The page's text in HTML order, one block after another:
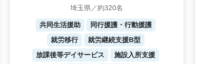
埼玉県／約320名
共同生活援助
同行援護・行動援護
就労移行
就労継続支援B型
放課後等デイサービス
施設入所支援